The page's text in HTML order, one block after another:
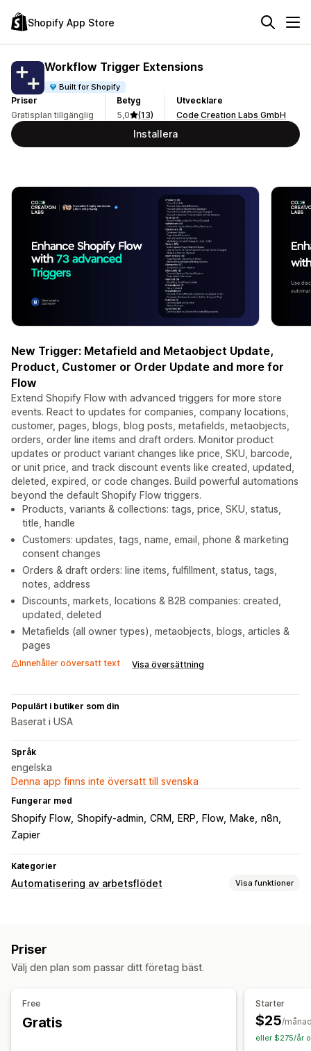
Shopify App Store
Workflow Trigger Extensions
Built for Shopify
Priser
Gratisplan tillgänglig
Betyg
5,0
(13)
Utvecklare
Code Creation Labs GmbH
Installera
New Trigger: Metafield and Metaobject Update,
Product, Customer or Order Update and more for
Flow
Extend Shopify Flow with advanced triggers for more store
events. React to updates for companies, company locations,
customer, pages, blogs, blog posts, metafields, metaobjects,
orders, order line items and draft orders. Monitor product
updates or product variant changes like price, SKU, barcode,
or unit price, and track discount events like created, updated,
deleted, expired, or code changes. Build powerful automations
beyond the default Shopify Flow triggers.
Products, variants & collections: tags, price, SKU, status,
title, handle
Customers: updates, tags, name, email, phone & marketing
consent changes
Orders & draft orders: line items, fulfillment, status, tags,
notes, address
Discounts, markets, locations & B2B companies: created,
updated, deleted
Metafields (all owner types), metaobjects, blogs, articles &
pages
Innehåller oöversatt text Visa översättning
Populärt i butiker som din
Baserat i USA
Språk
engelska
Denna app finns inte översatt till svenska
Fungerar med
Shopify Flow Shopify-admin CRM ERP Flow Make n8n
Zapier
Kategorier
Automatisering av arbetsflödet Visa funktioner
Betalningsstatus
Orderhantering
Priser
Välj den plan som passar ditt företag bäst.
Free
Gratis
Starter
$25/
eller $275/år